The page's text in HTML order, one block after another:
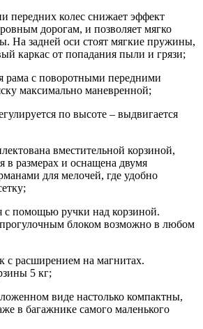
передних колес снижает эффект
дорогам, и позволяет мягко
На задней оси стоят мягкие пружины,
каркас от попадания пыли и грязи;
рама с поворотными передними
максимально маневренной;
по высоте – выдвигается
вместительной корзиной,
в размерах и оснащена двумя
для мелочей, где удобно
с помощью ручки над корзиной.
блоком возможно в любом
с расширением на магнитах.
5 кг;
виде настолько компактны,
в багажнике самого маленького